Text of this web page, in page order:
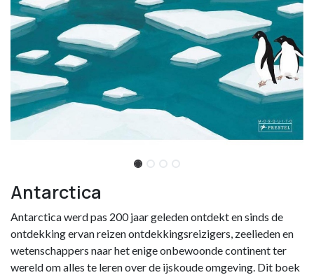
Antarctica
Antarctica werd pas 200 jaar geleden ontdekt en sinds de
ontdekking ervan reizen ontdekkingsreizigers, zeelieden en
wetenschappers naar het enige onbewoonde continent ter
wereld om alles te leren over de ijskoude omgeving. Dit boek